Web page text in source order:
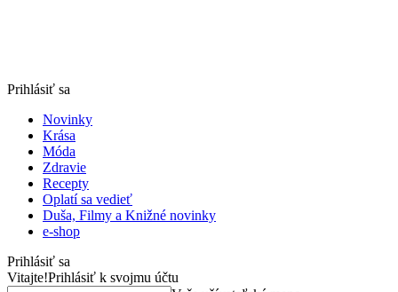
Prihlásiť sa
Novinky
Krása
Móda
Zdravie
Recepty
Oplatí sa vedieť
Duša, Filmy a Knižné novinky
e-shop
Prihlásiť sa
Vitajte!Prihlásiť k svojmu účtu